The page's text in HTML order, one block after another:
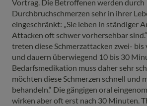
Vortrag. Die Betroffenen werden durch
Durchbruchschmerzen sehr in ihrer
eingeschränkt: „Sie leben in ständiger
Attacken oft schwer vorhersehbar
treten diese Schmerzattacken zwei-
und dauern überwiegend 10 bis 30
Bedarfsmedikation muss daher sehr
möchten diese Schmerzen schnell und
behandeln.“ Die gängigen oral
wirken aber oft erst nach 30 Minuten.